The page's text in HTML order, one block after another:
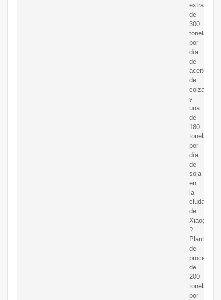
extracción
de
300
toneladas
por
día
de
aceite
de
colza
y
una
de
180
toneladas
por
día
de
soja
en
la
ciudad
de
Xiaogan.
?
Planta
de
de
200
toneladas
por